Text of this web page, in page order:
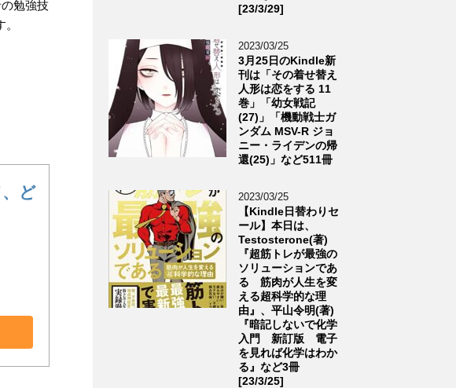
勉強技
ど
[23/3/29]
2023/03/25
3月25日のKindle新
刊は「その着せ替え
人形は恋をする 11
巻」「幼女戦記
(27)」「機動戦士ガ
ンダム MSV-R ジョ
ニー・ライデンの帰
還(25)」など511冊
2023/03/25
【Kindle日替わりセ
ール】本日は、
Testosterone(著)
『超筋トレが最強の
ソリューションであ
る 筋肉が人生を変
える超科学的な理
由』、平山令明(著)
『暗記しないで化学
入門 新訂版 電子
を見れば化学はわか
る』など3冊
[23/3/25]